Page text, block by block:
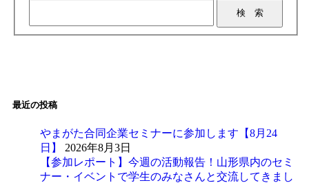
最近の投稿
やまがた合同企業セミナーに参加します【8月24
日】
2026年8月3日
【参加レポート】今週の活動報告！山形県内のセミ
ナー・イベントで学生のみなさんと交流してきまし